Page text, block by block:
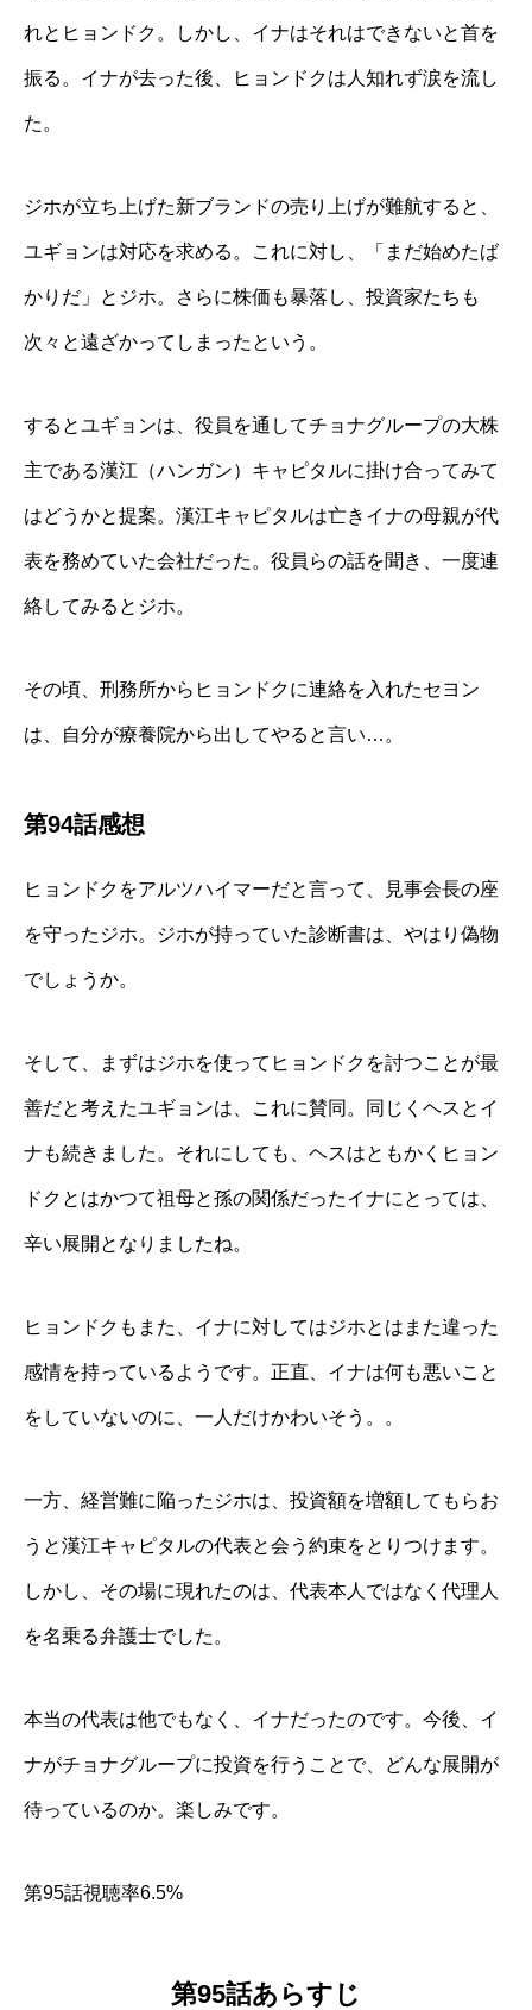
れとヒョンドク。しかし、イナはそれはできないと首を
振る。イナが去った後、ヒョンドクは人知れず涙を流し
た。
ジホが立ち上げた新ブランドの売り上げが難航すると、
ユギョンは対応を求める。これに対し、「まだ始めたば
かりだ」とジホ。さらに株価も暴落し、投資家たちも
次々と遠ざかってしまったという。
するとユギョンは、役員を通してチョナグループの大株
主である漢江（ハンガン）キャピタルに掛け合ってみて
はどうかと提案。漢江キャピタルは亡きイナの母親が代
表を務めていた会社だった。役員らの話を聞き、一度連
絡してみるとジホ。
その頃、刑務所からヒョンドクに連絡を入れたセヨン
は、自分が療養院から出してやると言い…。
第94話感想
ヒョンドクをアルツハイマーだと言って、見事会長の座
を守ったジホ。ジホが持っていた診断書は、やはり偽物
でしょうか。
そして、まずはジホを使ってヒョンドクを討つことが最
善だと考えたユギョンは、これに賛同。同じくヘスとイ
ナも続きました。それにしても、ヘスはともかくヒョン
ドクとはかつて祖母と孫の関係だったイナにとっては、
辛い展開となりましたね。
ヒョンドクもまた、イナに対してはジホとはまた違った
感情を持っているようです。正直、イナは何も悪いこと
をしていないのに、一人だけかわいそう。。
一方、経営難に陥ったジホは、投資額を増額してもらお
うと漢江キャピタルの代表と会う約束をとりつけます。
しかし、その場に現れたのは、代表本人ではなく代理人
を名乗る弁護士でした。
本当の代表は他でもなく、イナだったのです。今後、イ
ナがチョナグループに投資を行うことで、どんな展開が
待っているのか。楽しみです。
第95話視聴率6.5%
第95話あらすじ